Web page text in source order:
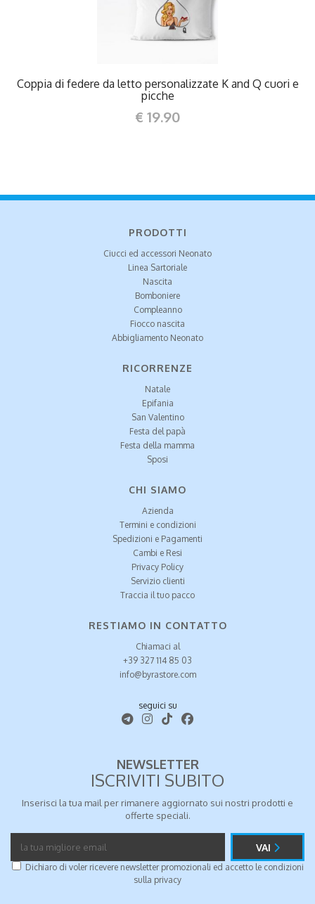
Coppia di federe da letto personalizzate K and Q cuori e
picche
€ 19.90
PRODOTTI
Ciucci ed accessori Neonato
Linea Sartoriale
Nascita
Bomboniere
Compleanno
Fiocco nascita
Abbigliamento Neonato
RICORRENZE
Natale
Epifania
San Valentino
Festa del papà
Festa della mamma
Sposi
CHI SIAMO
Azienda
Termini e condizioni
Spedizioni e Pagamenti
Cambi e Resi
Privacy Policy
Servizio clienti
Traccia il tuo pacco
RESTIAMO IN CONTATTO
Chiamaci al
+39 327 114 85 03
info@byrastore.com
seguici su
NEWSLETTER
ISCRIVITI SUBITO
Inserisci la tua mail per rimanere aggiornato sui nostri prodotti e
offerte speciali.
VAI
Dichiaro di voler ricevere newsletter promozionali ed accetto le condizioni
sulla privacy